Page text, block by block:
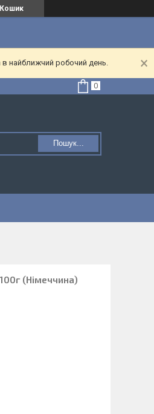
Кошик
в найближчий робочий день.
Пошук...
(Німеччина)